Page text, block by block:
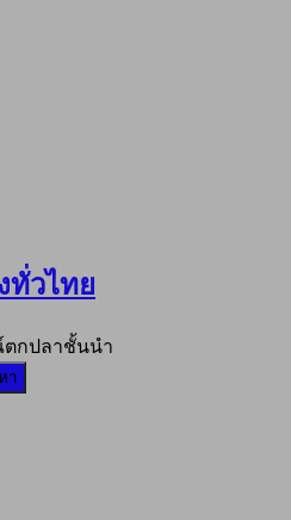
วไทย
ตกปลาชั้นนำ
า